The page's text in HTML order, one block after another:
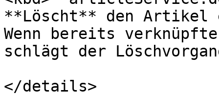
**Löscht** den Artikel
Wenn bereits
schlägt der
</details>